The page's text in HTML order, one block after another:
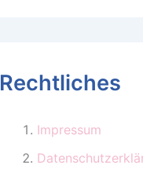
Rechtliches
Impressum